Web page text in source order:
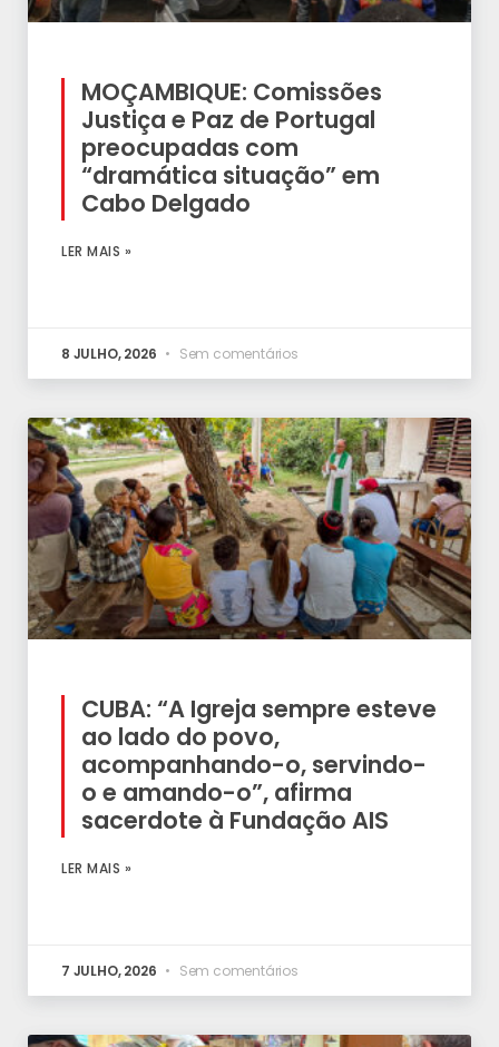
MOÇAMBIQUE: Comissões
Justiça e Paz de Portugal
preocupadas com
“dramática situação” em
Cabo Delgado
LER MAIS »
8 JULHO, 2026 Sem comentários
CUBA: “A Igreja sempre esteve
ao lado do povo,
acompanhando-o, servindo-
o e amando-o”, afirma
sacerdote à Fundação AIS
LER MAIS »
7 JULHO, 2026 Sem comentários